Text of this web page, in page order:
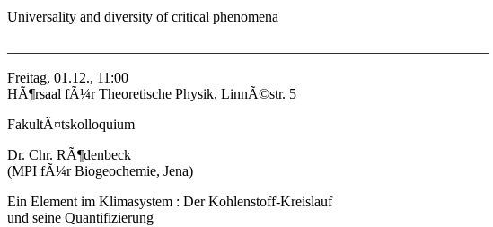
Universality and diversity of critical phenomena
Freitag, 01.12., 11:00
HÃ¶rsaal fÃ¼r Theoretische Physik, LinnÃ©str. 5
FakultÃ¤tskolloquium
Dr. Chr. RÃ¶denbeck
(MPI fÃ¼r Biogeochemie, Jena)
Ein Element im Klimasystem : Der Kohlenstoff-Kreislauf
und seine Quantifizierung